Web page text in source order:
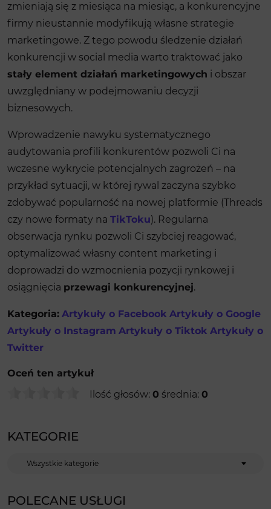
zmieniają się z miesiąca na miesiąc, a konkurencyjne
firmy nieustannie modyfikują własne strategie
marketingowe. Z tego powodu śledzenie działań
konkurencji w social media warto traktować jako
stały element działań marketingowych i obszar
uwzględniany w podejmowaniu decyzji
biznesowych.
Wprowadzenie nawyku systematycznego
audytowania profili konkurentów pozwoli Ci na
wczesne wykrycie potencjalnych zagrożeń – na
przykład sytuacji, w której rywal zaczyna szybko
zdobywać popularność na nowej platformie (Threads
czy nowe formaty na TikToku). Regularna
obserwacja rynku pozwoli Ci szybciej reagować,
optymalizować własny content marketing i
doprowadzi do wzmocnienia pozycji rynkowej i
osiągnięcia przewagi konkurencyjnej.
Kategoria: Artykuły o Facebook Artykuły o Google
Artykuły o Instagram Artykuły o Tiktok Artykuły o
Twitter
Oceń ten artykuł
Ilość głosów: 0 średnia: 0
KATEGORIE
Kategorie
POLECANE USŁUGI